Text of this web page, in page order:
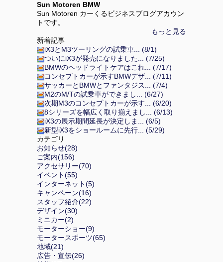
Sun Motoren BMW
Sun Motoren カーくるビジネスブログアカウン
トです。
もっと見る
新着記事
iX3とM3ツーリングの試乗車... (8/1)
ついにiX3が発売になりました... (7/25)
BMWのヘッドライトケアはこれ... (7/17)
コンセプトカーが示すBMWデザ... (7/11)
サッカーとBMWとファンタジス... (7/4)
M2のM/Tの試乗車ができまし... (6/27)
次期M3のコンセプトカーが示す... (6/20)
8シリーズを幅広く取り揃えまし... (6/13)
iX3の展示期間延長が決定しま... (6/5)
新型iX3をショールームに先行... (5/29)
カテゴリ
お知らせ(28)
ご案内(156)
アクセサリー(70)
イベント(55)
インターネット(5)
キャンペーン(16)
スタッフ紹介(22)
デザイン(30)
ミニカー(2)
モーターショー(9)
モータースポーツ(65)
地域(21)
広告・宣伝(26)